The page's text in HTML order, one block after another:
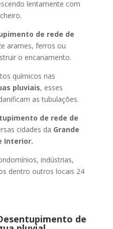
lentamente com
de rede de
arames, ferros ou
o encanamento.
químicos nas
pluviais, esses
as tubulações.
de rede de
cidades da Grande
Interior.
indústrias,
dentro outros locais 24
de